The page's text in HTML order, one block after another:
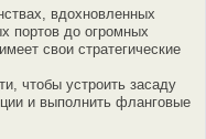
вдохновленных
портов до огромных
свои стратегические
чтобы устроить засаду
и выполнить фланговые